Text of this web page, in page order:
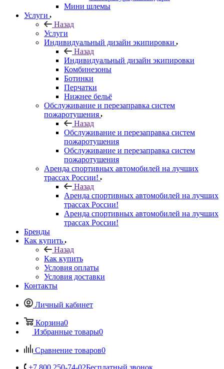
Мини шлемы
Услуги
Назад
Услуги
Индивидуальный дизайн экипировки
Назад
Индивидуальный дизайн экипировки
Комбинезоны
Ботинки
Перчатки
Нижнее бельё
Обслуживание и перезаправка систем
пожаротушения
Назад
Обслуживание и перезаправка систем
пожаротушения
Обслуживание и перезаправка систем
пожаротушения
Аренда спортивных автомобилей на лучших
трассах России!
Назад
Аренда спортивных автомобилей на лучших
трассах России!
Аренда спортивных автомобилей на лучших
трассах России!
Бренды
Как купить
Назад
Как купить
Условия оплаты
Условия доставки
Контакты
Личный кабинет
Корзина0
Избранные товары0
Сравнение товаров0
+7 800 250-74-02Бесплатный звонок